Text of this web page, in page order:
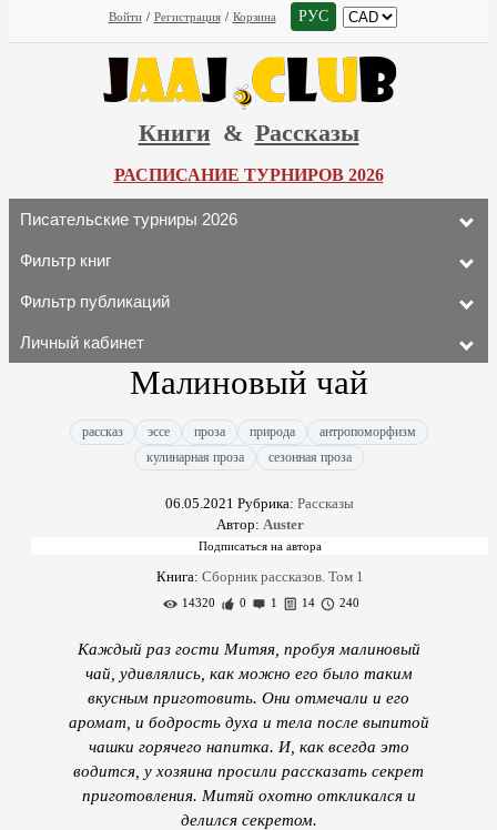
Войти / Регистрация / Корзина РУС
Книги & Рассказы
РАСПИСАНИЕ ТУРНИРОВ 2026
Писательские турниры 2026
Фильтр книг
Фильтр публикаций
Личный кабинет
Малиновый чай
рассказ эссе проза природа
антропоморфизм
кулинарная проза
сезонная проза
06.05.2021 Рубрика: Рассказы
Автор: Auster
Книга: Сборник рассказов. Том 1
14320 0 1 14 240
Каждый раз гости Митяя, пробуя малиновый
чай, удивлялись, как можно его было таким
вкусным приготовить. Они отмечали и его
аромат, и бодрость духа и тела после выпитой
чашки горячего напитка. И, как всегда это
водится, у хозяина просили рассказать секрет
приготовления. Митяй охотно откликался и
делился секретом.